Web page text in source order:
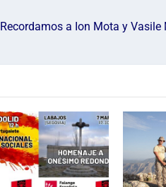
Recordamos a Ion Mota y Vasile